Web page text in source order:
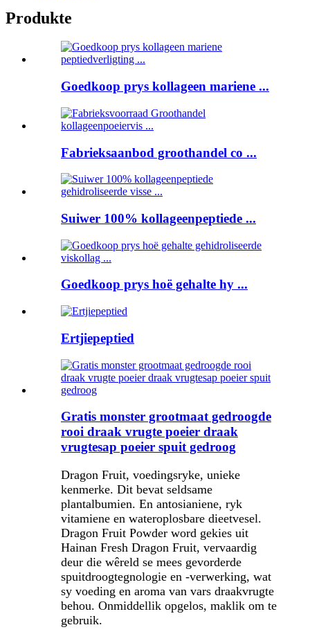
Produkte
Goedkoop prys kollageen mariene ...
Fabrieksaanbod groothandel co ...
Suiwer 100% kollageenpeptiede ...
Goedkoop prys hoë gehalte hy ...
Ertjiepeptied
Gratis monster grootmaat gedroogde
rooi draak vrugte poeier draak
vrugtesap poeier spuit gedroog
Dragon Fruit, voedingsryke, unieke
kenmerke. Dit bevat seldsame
plantalbumien. En antosianiene, ryk
vitamiene en wateroplosbare dieetvesel.
Dragon Fruit Powder word gekies uit
Hainan Fresh Dragon Fruit, vervaardig
deur die wêreld se mees gevorderde
spuitdroogtegnologie en -verwerking, wat
sy voeding en aroma van vars draakvrugte
behou. Onmiddellik opgelos, maklik om te
gebruik.